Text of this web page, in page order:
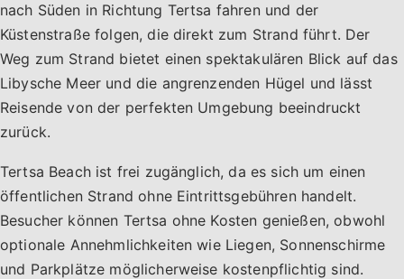
nach Süden in Richtung Tertsa fahren und der
Küstenstraße folgen, die direkt zum Strand führt. Der
Weg zum Strand bietet einen spektakulären Blick auf das
Libysche Meer und die angrenzenden Hügel und lässt
Reisende von der perfekten Umgebung beeindruckt
zurück.
Tertsa Beach ist frei zugänglich, da es sich um einen
öffentlichen Strand ohne Eintrittsgebühren handelt.
Besucher können Tertsa ohne Kosten genießen, obwohl
optionale Annehmlichkeiten wie Liegen, Sonnenschirme
und Parkplätze möglicherweise kostenpflichtig sind.